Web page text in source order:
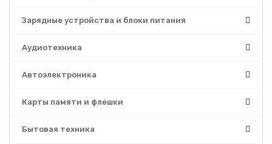
Зарядные устройства и блоки питания
Аудиотехника
Автоэлектроника
Карты памяти и флешки
Бытовая техника